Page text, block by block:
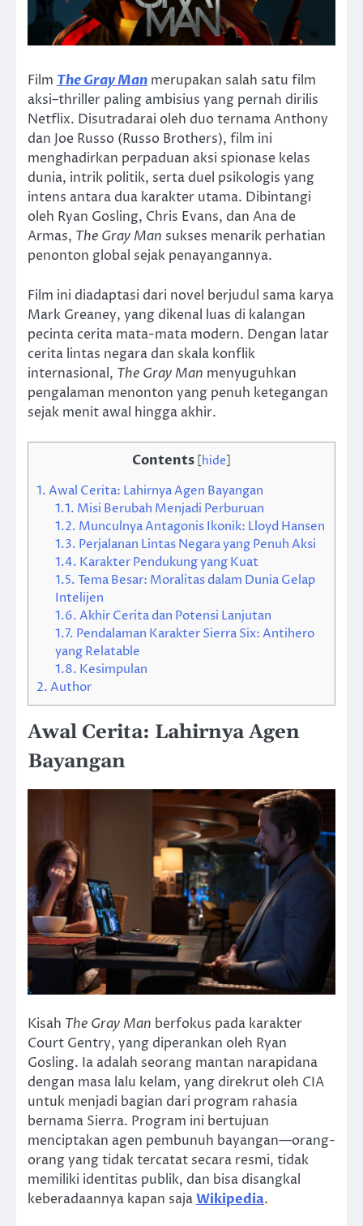
Film The Gray Man merupakan salah satu film
aksi–thriller paling ambisius yang pernah dirilis
Netflix. Disutradarai oleh duo ternama Anthony
dan Joe Russo (Russo Brothers), film ini
menghadirkan perpaduan aksi spionase kelas
dunia, intrik politik, serta duel psikologis yang
intens antara dua karakter utama. Dibintangi
oleh Ryan Gosling, Chris Evans, dan Ana de
Armas, The Gray Man sukses menarik perhatian
penonton global sejak penayangannya.
Film ini diadaptasi dari novel berjudul sama karya
Mark Greaney, yang dikenal luas di kalangan
pecinta cerita mata-mata modern. Dengan latar
cerita lintas negara dan skala konflik
internasional, The Gray Man menyuguhkan
pengalaman menonton yang penuh ketegangan
sejak menit awal hingga akhir.
Contents [hide]
1.Awal Cerita: Lahirnya Agen Bayangan
1.1. Misi Berubah Menjadi Perburuan
1.2. Munculnya Antagonis Ikonik: Lloyd Hansen
1.3. Perjalanan Lintas Negara yang Penuh Aksi
1.4. Karakter Pendukung yang Kuat
1.5.Tema Besar: Moralitas dalam Dunia Gelap
Intelijen
1.6.Akhir Cerita dan Potensi Lanjutan
1.7. Pendalaman Karakter Sierra Six: Antihero
yang Relatable
1.8. Kesimpulan
2.Author
Awal Cerita: Lahirnya Agen
Bayangan
Kisah The Gray Man berfokus pada karakter
Court Gentry, yang diperankan oleh Ryan
Gosling. Ia adalah seorang mantan narapidana
dengan masa lalu kelam, yang direkrut oleh CIA
untuk menjadi bagian dari program rahasia
bernama Sierra. Program ini bertujuan
menciptakan agen pembunuh bayangan—orang-
orang yang tidak tercatat secara resmi, tidak
memiliki identitas publik, dan bisa disangkal
keberadaannya kapan sajaWikipedia.